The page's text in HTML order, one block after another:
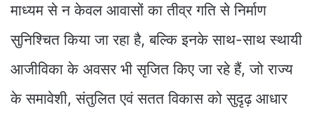
माध्यम से न केवल आवासों का तीव्र गति से निर्माण
सुनिश्चित किया जा रहा है, बल्कि इनके साथ-साथ स्थायी
आजीविका के अवसर भी सृजित किए जा रहे हैं, जो राज्य
के समावेशी, संतुलित एवं सतत विकास को सुदृढ़ आधार